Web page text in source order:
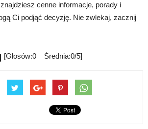
cenne informacje, porady i
Ci podjąć decyzję. Nie zwlekaj, zacznij
[Głosów:0 Średnia:0/5]